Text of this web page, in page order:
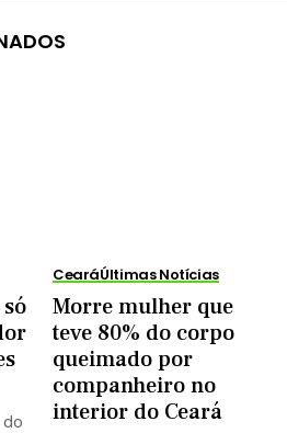
CearáÚltimas Notícias
Morre mulher que
teve 80% do corpo
queimado por
companheiro no
interior do Ceará